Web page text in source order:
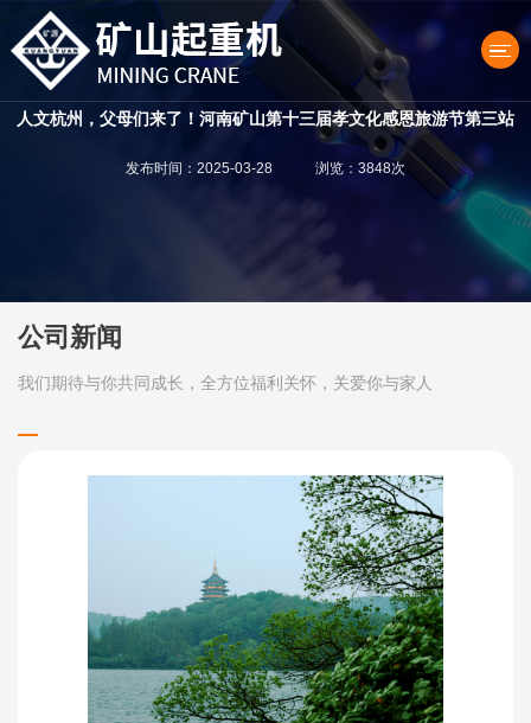
产品中心
人文杭州，父母们来了！河南矿山第十三届孝文化感恩旅游节第三站
发布时间：2025-03-28 浏览：3848次
公司新闻
我们期待与你共同成长，全方位福利关怀，关爱你与家人